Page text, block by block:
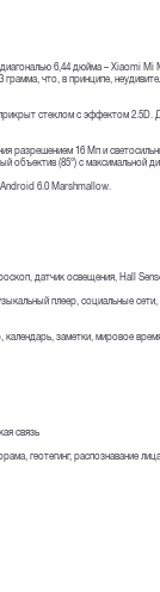
6,44 дюйма – Xiaomi Mi
что, в принципе,
стеклом с эффектом 2.5D.
разрешением 16 Мп и
объектив (85°) с максимальной
6.0 Marshmallow.
датчик освещения, Hall
плеер, социальные
календарь, заметки, мировое
связь
геотегинг, распознавание